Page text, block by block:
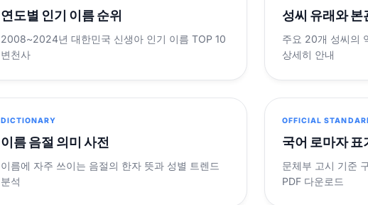
연도별 인기 이름 순위
2008~2024년 대한민국 신생아 인기 이름 TOP 10
변천사
성씨 유래와 본
주요 20개 성씨의
상세히 안내
DICTIONARY
이름 음절 의미 사전
이름에 자주 쓰이는 음절의 한자 뜻과 성별 트렌드
분석
OFFICIAL
국어 로마자
문체부 고시 기준
PDF 다운로드